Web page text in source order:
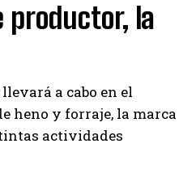
productor, la
a cabo en el
heno y forraje, la marca
actividades